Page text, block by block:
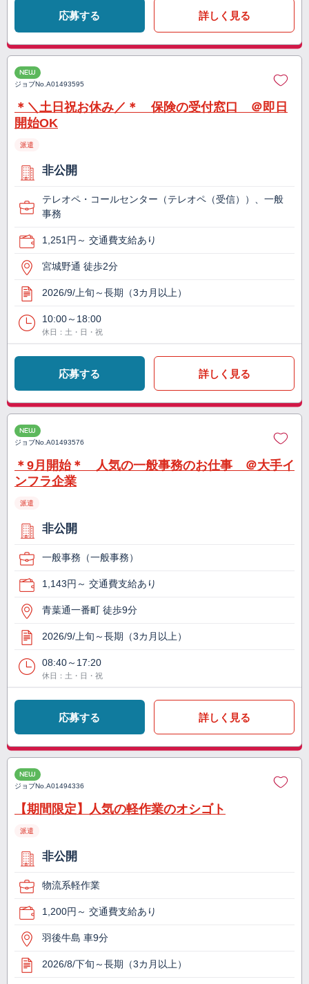
応募する 詳しく見る
NEW
ジョブNo.A01493595
＊＼土日祝お休み／＊ 保険の受付窓口 ＠即日
開始OK
派遣
非公開
テレオペ・コールセンター（テレオペ（受信））、一般
事務
1,251円～ 交通費支給あり
宮城野通 徒歩2分
2026/9/上旬～長期（3カ月以上）
10:00～18:00
休日：土・日・祝
応募する 詳しく見る
NEW
ジョブNo.A01493576
＊9月開始＊ 人気の一般事務のお仕事 ＠大手イ
ンフラ企業
派遣
非公開
一般事務（一般事務）
1,143円～ 交通費支給あり
青葉通一番町 徒歩9分
2026/9/上旬～長期（3カ月以上）
08:40～17:20
休日：土・日・祝
応募する 詳しく見る
NEW
ジョブNo.A01494336
【期間限定】人気の軽作業のオシゴト
派遣
非公開
物流系軽作業
1,200円～ 交通費支給あり
羽後牛島 車9分
2026/8/下旬～長期（3カ月以上）